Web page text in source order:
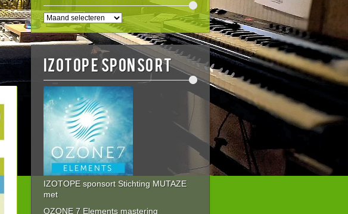
BERICHTEN
HISTORIE
IZOTOPE sponsort
IZOTOPE sponsort Stichting MUTAZE
met
OZONE 7 Elements mastering